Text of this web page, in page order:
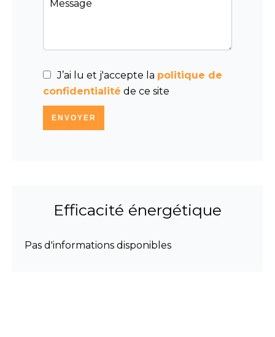
J’ai lu et j'accepte la politique de
confidentialité de ce site
ENVOYER
Efficacité énergétique
Pas d'informations disponibles